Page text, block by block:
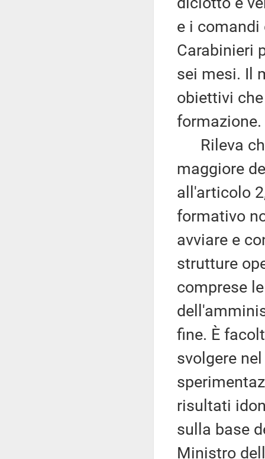
e i comandi
Carabinieri
sei mesi. Il
obiettivi
formazione.
Rileva
maggiore
all'articolo
formativo
avviare e
strutture
comprese
fine. È
svolgere
risultati
sulla base
Ministro